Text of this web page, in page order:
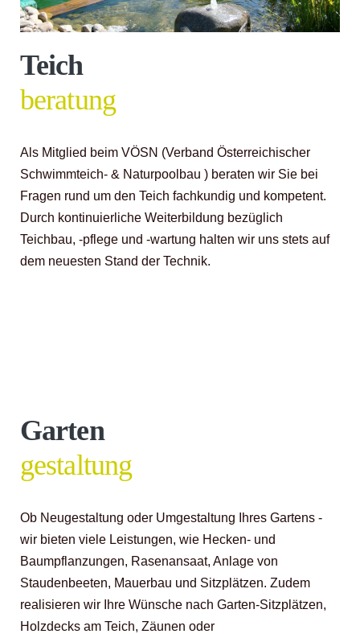
Teich
beratung
Als Mitglied beim VÖSN (Verband Österreichischer
Schwimmteich- & Naturpoolbau ) beraten wir Sie bei
Fragen rund um den Teich fachkundig und kompetent.
Durch kontinuierliche Weiterbildung bezüglich
Teichbau, -pflege und -wartung halten wir uns stets auf
dem neuesten Stand der Technik.
Garten
gestaltung
Ob Neugestaltung oder Umgestaltung Ihres Gartens -
wir bieten viele Leistungen, wie Hecken- und
Baumpflanzungen, Rasenansaat, Anlage von
Staudenbeeten, Mauerbau und Sitzplätzen. Zudem
realisieren wir Ihre Wünsche nach Garten-Sitzplätzen,
Holzdecks am Teich, Zäunen oder